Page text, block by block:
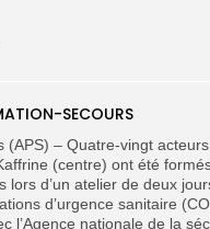
SECOURS
(APS) – Quatre-vingt
(centre) ont été
lors d’un atelier de deux
d’urgence sanitaire
l’Agence nationale de la